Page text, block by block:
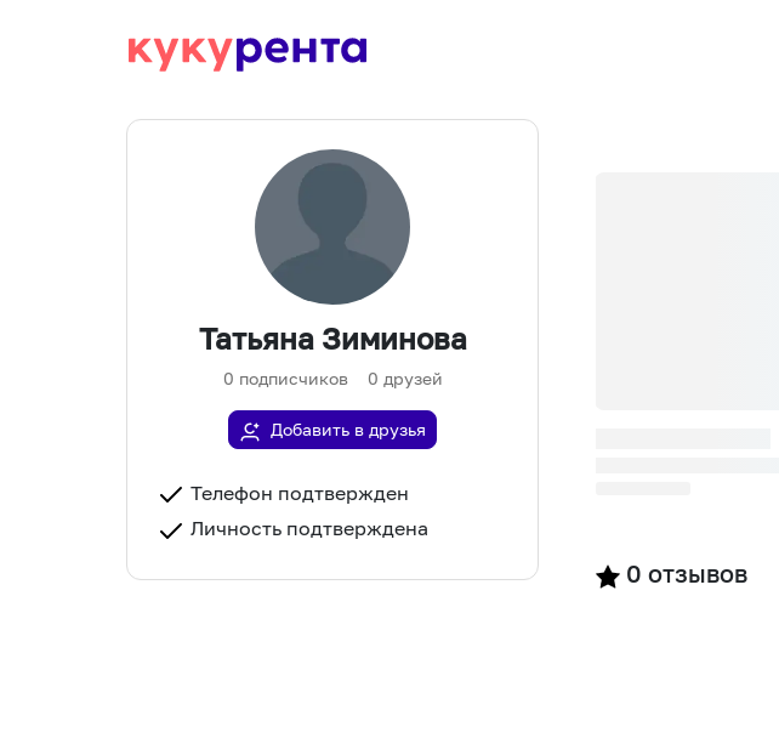
Татьяна Зиминова
0 подписчиков 0 друзей
Добавить в друзья
Телефон подтвержден
Личность подтверждена
0 отзывов